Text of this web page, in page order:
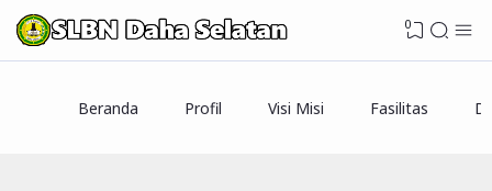
0
Beranda Profil Visi Misi Fasilitas